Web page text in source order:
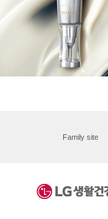
Family site